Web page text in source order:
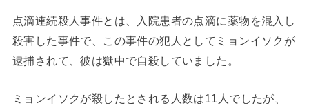
点滴連続殺人事件とは、入院患者の点滴に薬物を混入し
殺害した事件で、この事件の犯人としてミョンイソクが
逮捕されて、彼は獄中で自殺していました。
ミョンイソクが殺したとされる人数は11人でしたが、